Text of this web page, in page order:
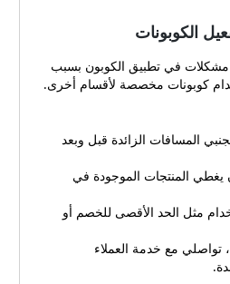
الكوبونات
مشكلات في تطبيق الكوبون بسبب
كوبونات مخصصة لأقسام أخرى.
المسافات الزائدة قبل وبعد
يغطي المنتجات الموجودة في
مثل الحد الأقصى للخصم أو
تواصلي مع خدمة العملاء